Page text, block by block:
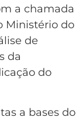
a chamada
Ministério do
de
da
do
a bases do